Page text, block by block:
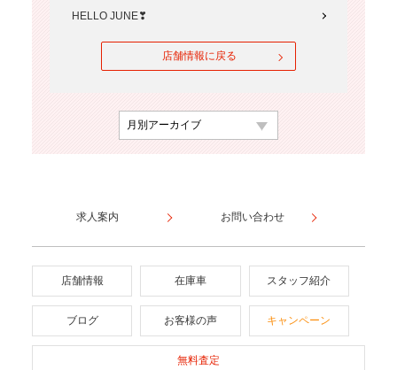
HELLO JUNE❣
店舗情報に戻る
求人案内 お問い合わせ
店舗情報 在庫車 スタッフ紹介
ブログ お客様の声 キャンペーン
無料査定